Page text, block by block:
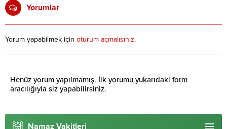
Yorumlar
Yorum yapabilmek için oturum açmalısınız.
Henüz yorum yapılmamış. İlk yorumu yukarıdaki form
aracılığıyla siz yapabilirsiniz.
Namaz Vakitleri